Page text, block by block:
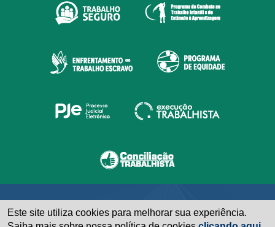
Este site utiliza cookies para melhorar sua experiência.